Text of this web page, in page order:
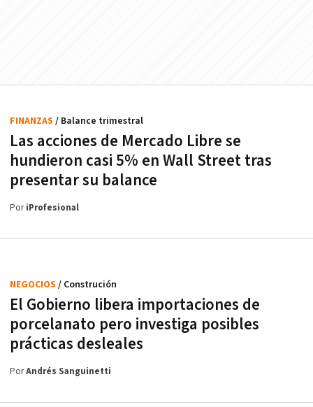
Las acciones de Mercado Libre se
hundieron casi 5% en Wall Street tras
presentar su balance
FINANZAS / Balance trimestral
PoriProfesional
El Gobierno libera importaciones de
porcelanato pero investiga posibles
prácticas desleales
NEGOCIOS / Construción
PorAndrés Sanguinetti